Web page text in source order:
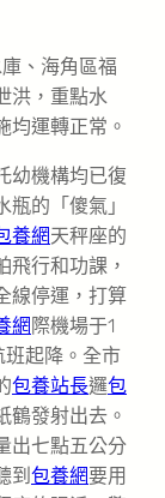
、海角區福
洪，重點水
均運轉正常。
機構均已復
的「傻氣」
養網天秤座的
飛行和功課，
線停運，打算
網 際機場于1
班起降。全市
包養站長邏包
鶴發射出去。
出七點五公分
到 包養網要用